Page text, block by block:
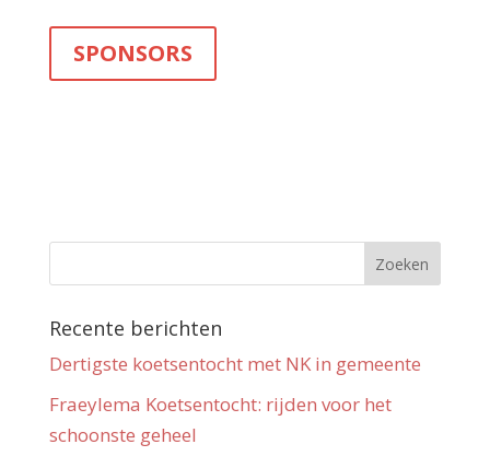
SPONSORS
Recente berichten
Dertigste koetsentocht met NK in gemeente
Fraeylema Koetsentocht: rijden voor het
schoonste geheel